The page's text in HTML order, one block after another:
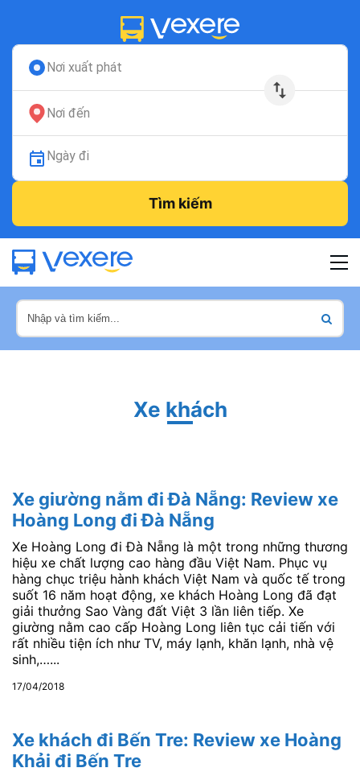
Nơi xuất phát
Nơi đến
Ngày đi
Tìm kiếm
Xe khách
Xe giường nằm đi Đà Nẵng: Review xe
Hoàng Long đi Đà Nẵng
Xe Hoàng Long đi Đà Nẵng là một trong những thương
hiệu xe chất lượng cao hàng đầu Việt Nam. Phục vụ
hàng chục triệu hành khách Việt Nam và quốc tế trong
suốt 16 năm hoạt động, xe khách Hoàng Long đã đạt
giải thưởng Sao Vàng đất Việt 3 lần liên tiếp. Xe
giường nằm cao cấp Hoàng Long liên tục cải tiến với
rất nhiều tiện ích như TV, máy lạnh, khăn lạnh, nhà vệ
sinh,…...
17/04/2018
Xe khách đi Bến Tre: Review xe Hoàng
Khải đi Bến Tre